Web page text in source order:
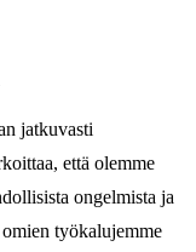
jatkuvasti
että olemme
ongelmista ja
työkalujemme